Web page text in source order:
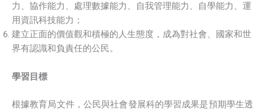
力、協作能力、處理數據能力、自我管理能力、自學能力、運
用資訊科技能力；
建立正面的價值觀和積極的人生態度，成為對社會、國家和世
界有認識和負責任的公民。
學習目標
根據教育局文件，公民與社會發展科的學習成果是預期學生透